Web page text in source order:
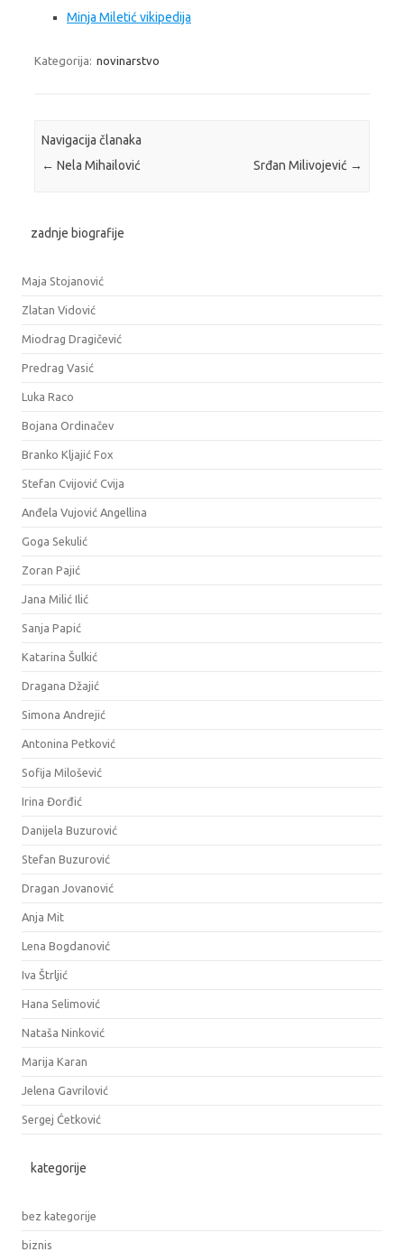
Minja Miletić vikipedija
Kategorija: novinarstvo
Navigacija članaka
← Nela Mihailović Srđan Milivojević →
zadnje biografije
Maja Stojanović
Zlatan Vidović
Miodrag Dragičević
Predrag Vasić
Luka Raco
Bojana Ordinačev
Branko Kljajić Fox
Stefan Cvijović Cvija
Anđela Vujović Angellina
Goga Sekulić
Zoran Pajić
Jana Milić Ilić
Sanja Papić
Katarina Šulkić
Dragana Džajić
Simona Andrejić
Antonina Petković
Sofija Milošević
Irina Đorđić
Danijela Buzurović
Stefan Buzurović
Dragan Jovanović
Anja Mit
Lena Bogdanović
Iva Štrljić
Hana Selimović
Nataša Ninković
Marija Karan
Jelena Gavrilović
Sergej Ćetković
kategorije
bez kategorije
biznis